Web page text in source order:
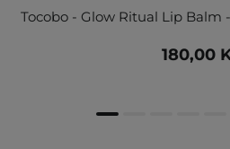
Tocobo - Glow Ritual Lip Balm
180,00